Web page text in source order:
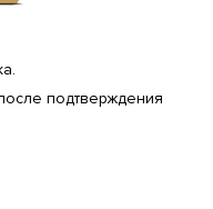
подтверждения